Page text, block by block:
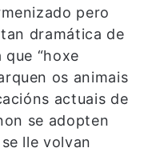
pero
dramática de
que “hoxe
os animais
actuais de
se adopten
lle volvan